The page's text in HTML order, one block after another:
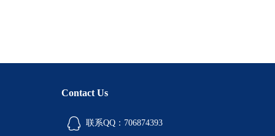
Contact Us
联系QQ：706874393